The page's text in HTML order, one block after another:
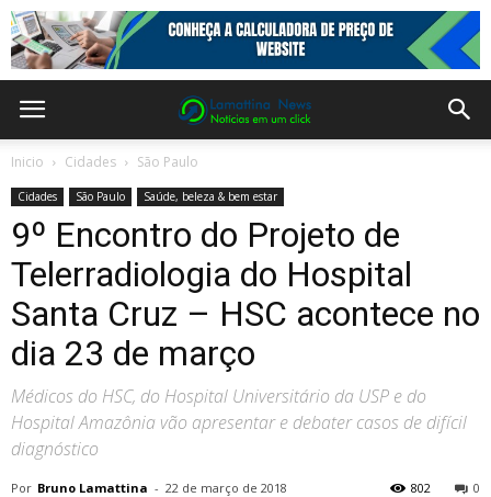
Inicio Cidades São Paulo
Cidades São Paulo Saúde, beleza & bem estar
9º Encontro do Projeto de
Telerradiologia do Hospital
Santa Cruz – HSC acontece no
dia 23 de março
Médicos do HSC, do Hospital Universitário da USP e do
Hospital Amazônia vão apresentar e debater casos de difícil
diagnóstico
Por Bruno Lamattina - 22 de março de 2018 0
802